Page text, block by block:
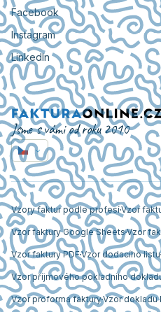
Facebook
Instagram
LinkedIn
Jsme s vámi od roku 2010
Vzory faktur podle profesíVzor
Vzor faktury Google SheetsVzor
Vzor faktury PDFVzor dodacího listu
Vzor příjmového pokladního
Vzor proforma fakturyVzor dokladu